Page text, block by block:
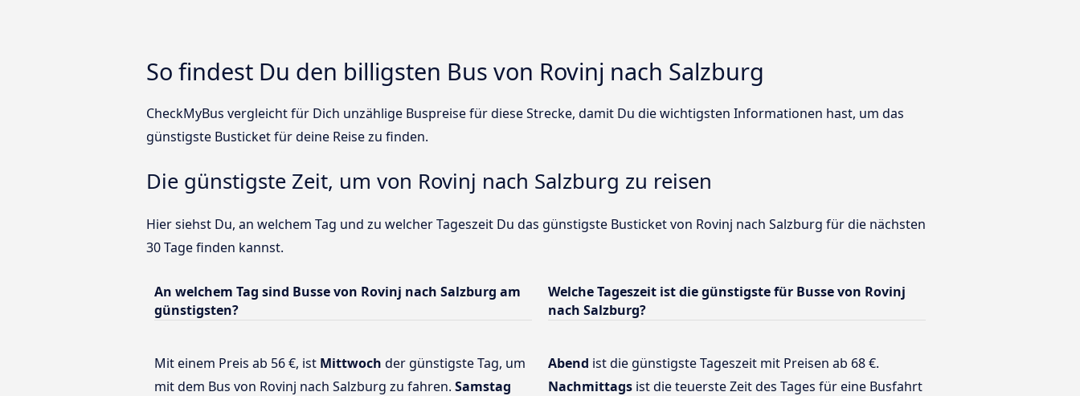
So findest Du den billigsten Bus von Rovinj nach Salzburg
CheckMyBus vergleicht für Dich unzählige Buspreise für diese Strecke, damit Du die wichtigsten Informationen hast, um das
günstigste Busticket für deine Reise zu finden.
Die günstigste Zeit, um von Rovinj nach Salzburg zu reisen
Hier siehst Du, an welchem Tag und zu welcher Tageszeit Du das günstigste Busticket von Rovinj nach Salzburg für die nächsten
30 Tage finden kannst.
An welchem Tag sind Busse von Rovinj nach Salzburg am
günstigsten?
Mit einem Preis ab 56 €, ist Mittwoch der günstigste Tag, um
mit dem Bus von Rovinj nach Salzburg zu fahren. Samstag
Welche Tageszeit ist die günstigste für Busse von Rovinj
nach Salzburg?
Abend ist die günstigste Tageszeit mit Preisen ab 68 €.
Nachmittags ist die teuerste Zeit des Tages für eine Busfahrt